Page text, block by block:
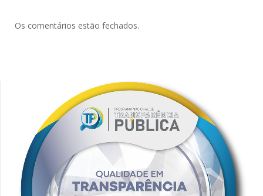
Os comentários estão fechados.